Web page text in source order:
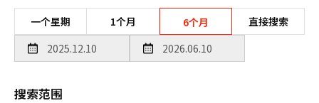
一个星期 1个月 6个月 直接搜索
搜索范围